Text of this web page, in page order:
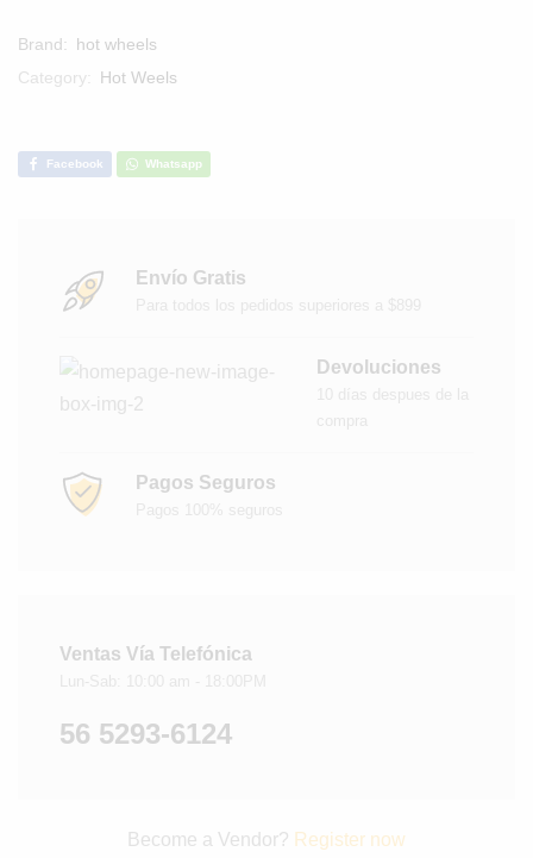
Brand: hot wheels
Category:
Hot Weels
Facebook Whatsapp
Envío Gratis
Devoluciones
Pagos Seguros
Ventas Vía Telefónica
56 5293-6124
Become a Vendor? Register now